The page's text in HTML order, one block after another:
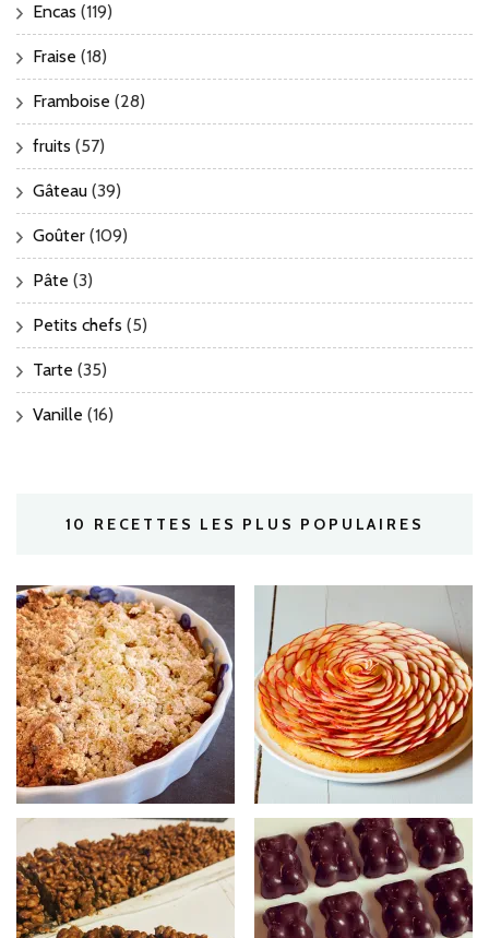
Encas (119)
Fraise (18)
Framboise (28)
fruits (57)
Gâteau (39)
Goûter (109)
Pâte (3)
Petits chefs (5)
Tarte (35)
Vanille (16)
10 RECETTES LES PLUS POPULAIRES